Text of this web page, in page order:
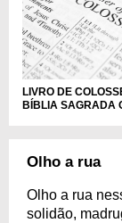
LIVRO DE
BÍBLIA SAGRADA
Olho a rua
Olho a rua
solidão,